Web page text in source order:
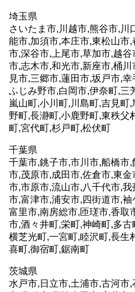
埼玉県
さいたま市,川越市,熊谷市,川
能市,加須市,本庄市,東松山市
市,深谷市,上尾市,草加市,越
市,志木市,和光市,新座市,桶
見市,三郷市,蓮田市,坂戸市,
ふじみ野市,白岡市,伊奈町,三
嵐山町,小川町,川島町,吉見町
野町,長瀞町,小鹿野町,東秩父
町,宮代町,杉戸町,松伏町
千葉県
千葉市,銚子市,市川市,船橋市
市,茂原市,成田市,佐倉市,東
市,市原市,流山市,八千代市,
市,富津市,浦安市,四街道市,
富里市,南房総市,匝瑳市,香取
市,酒々井町,栄町,神崎町,多
横芝光町,一宮町,睦沢町,長生
喜町,御宿町,鋸南町
茨城県
水戸市,日立市,土浦市,古河市